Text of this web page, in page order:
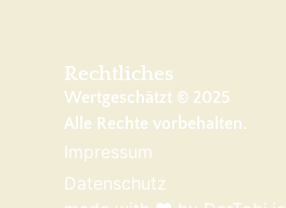
Rechtliches
Wertgeschätzt © 2025
Alle Rechte vorbehalten.
Impressum
Datenschutz